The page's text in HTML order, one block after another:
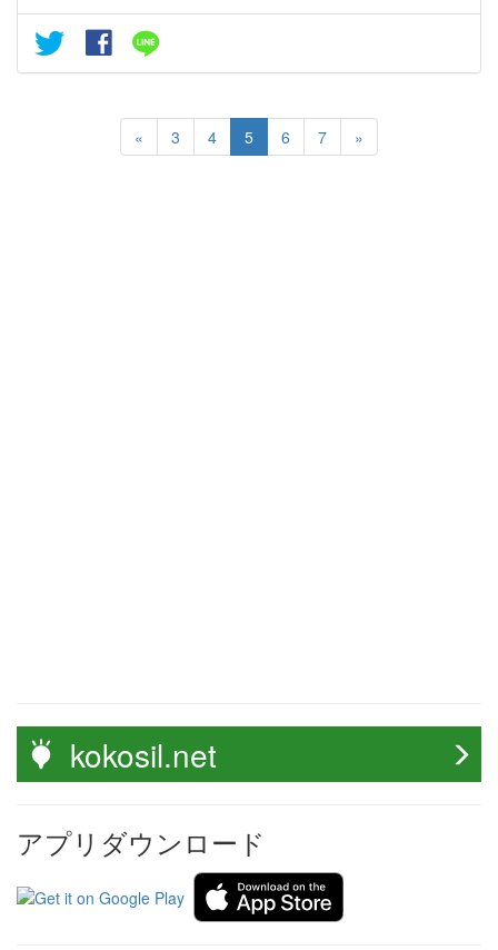
« 3 4 5 6 7 »
kokosil.net
アプリダウンロード